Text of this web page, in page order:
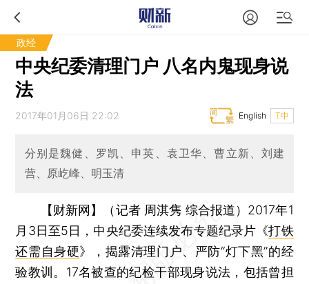
政经
中央纪委清理门户 八名内鬼现身说
法
2017年01月06日 22:02 T中
English
分别是魏健、罗凯、申英、袁卫华、曹立新、刘建
营、原屹峰、明玉清
【财新网】（记者 周淇隽 综合报道） 2017年1
月3日至5日，中央纪委连续发布专题纪录片《打铁
还需自身硬》，揭露清理门户、严防“灯下黑”的经
验教训。17名被查的纪检干部现身说法，包括曾担